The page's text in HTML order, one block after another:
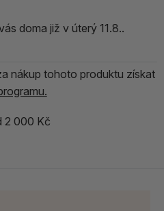
doma již v úterý 11.8..
nákup tohoto produktu získat
2 000 Kč